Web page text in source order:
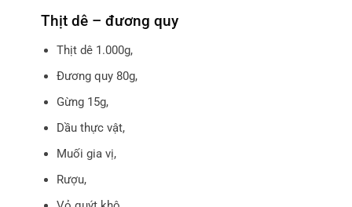
Thịt dê – đương quy
Thịt dê 1.000g,
Đương quy 80g,
Gừng 15g,
Dầu thực vật,
Muối gia vị,
Rượu,